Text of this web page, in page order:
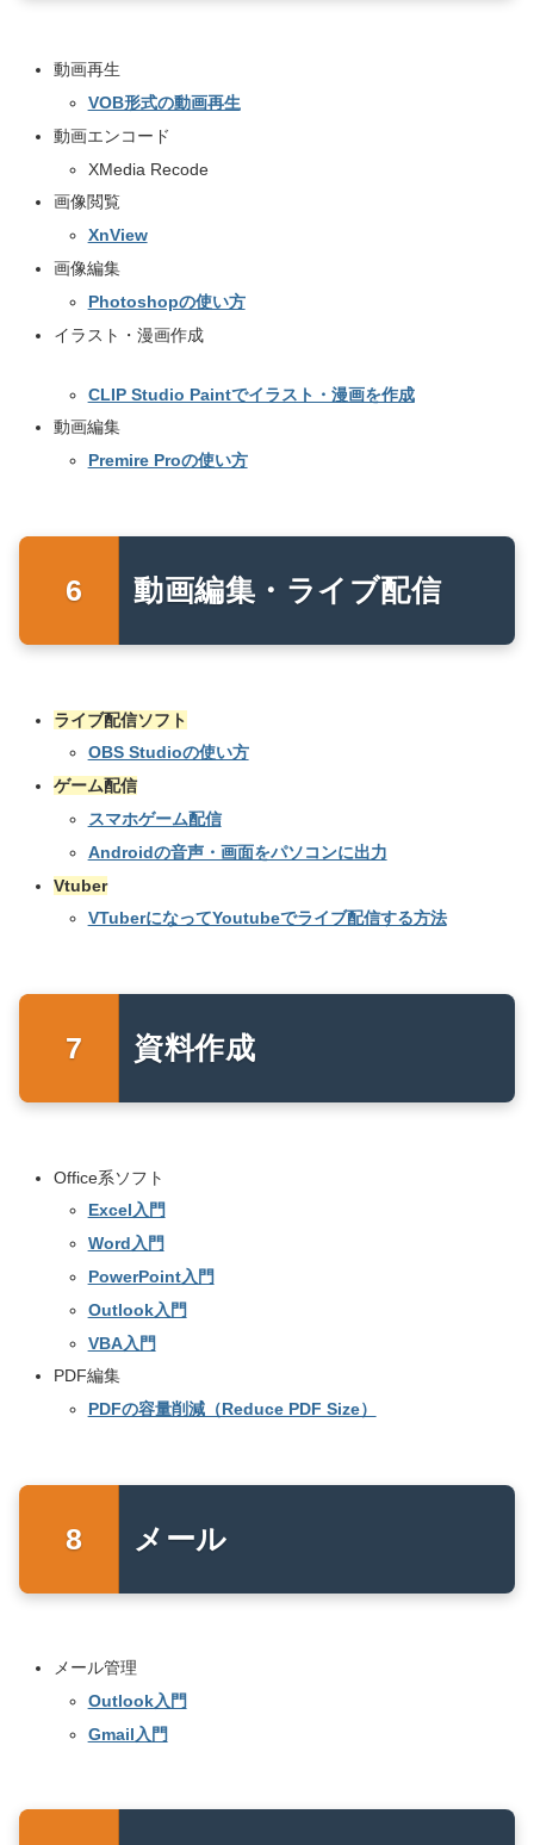
動画再生
VOB形式の動画再生
動画エンコード
XMedia Recode
画像閲覧
XnView
画像編集
Photoshopの使い方
イラスト・漫画作成
CLIP Studio Paintでイラスト・漫画を作成
動画編集
Premire Proの使い方
動画編集・ライブ配信
ライブ配信ソフト
OBS Studioの使い方
ゲーム配信
スマホゲーム配信
Androidの音声・画面をパソコンに出力
Vtuber
VTuberになってYoutubeでライブ配信する方法
資料作成
Office系ソフト
Excel入門
Word入門
PowerPoint入門
Outlook入門
VBA入門
PDF編集
PDFの容量削減（Reduce PDF Size）
メール
メール管理
Outlook入門
Gmail入門